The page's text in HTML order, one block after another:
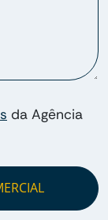
da Agência